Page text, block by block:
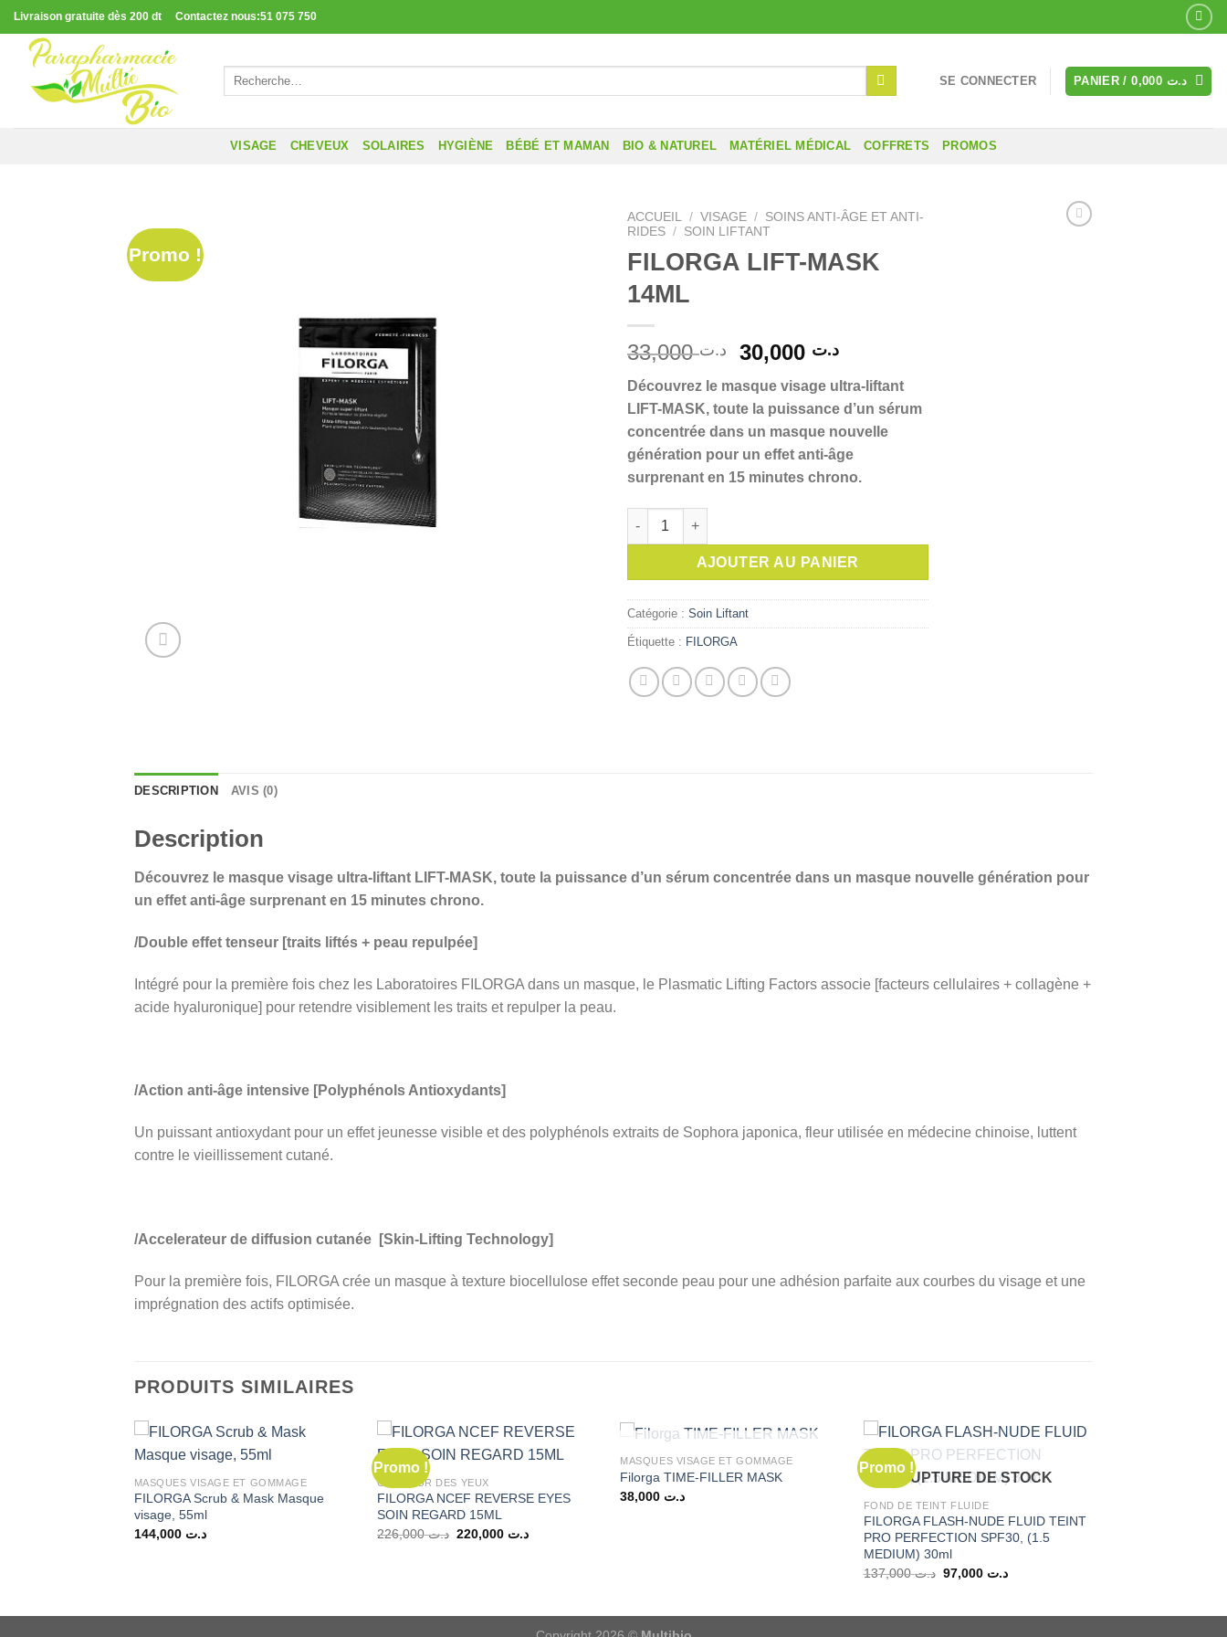
Passer
au
contenu
Livraison gratuite dès 200 dt Contactez nous:51 075 750
Recherche
SE CONNECTER PANIER / د.ت
VISAGE CHEVEUX SOLAIRES HYGIÈNE BÉBÉ ET MAMAN BIO & NATUREL MATÉRIEL MÉDICAL COFFRETS PROMOS
Promo !
ACCUEIL / VISAGE / SOINS ANTI-ÂGE ET ANTI-
RIDES / SOIN LIFTANT
FILORGA LIFT-MASK
14ML
د.ت33,000
Le
initial
était :
د.ت 33,000.
د.تLe
actuel
est :
Découvrez le masque visage ultra-liftant
LIFT-MASK, toute la puissance d’un sérum
concentrée dans un masque nouvelle
génération pour un effet anti-âge
surprenant en 15 minutes chrono.
quantité de FILORGA LIFT-MASK 14ML
AJOUTER AU PANIER
Catégorie : Soin Liftant
Étiquette : FILORGA
DESCRIPTION AVIS (0)
Description
Découvrez le masque visage ultra-liftant LIFT-MASK, toute la puissance d’un sérum concentrée dans un masque nouvelle génération pour
un effet anti-âge surprenant en 15 minutes chrono.
/Double effet tenseur [traits liftés + peau repulpée]
Intégré pour la première fois chez les Laboratoires FILORGA dans un masque, le Plasmatic Lifting Factors associe [facteurs cellulaires + collagène +
acide hyaluronique] pour retendre visiblement les traits et repulper la peau.
/Action anti-âge intensive [Polyphénols Antioxydants]
Un puissant antioxydant pour un effet jeunesse visible et des polyphénols extraits de Sophora japonica, fleur utilisée en médecine chinoise, luttent
contre le vieillissement cutané.
/Accelerateur de diffusion cutanée [Skin-Lifting Technology]
Pour la première fois, FILORGA crée un masque à texture biocellulose effet seconde peau pour une adhésion parfaite aux courbes du visage et une
imprégnation des actifs optimisée.
PRODUITS SIMILAIRES
MASQUES VISAGE ET GOMMAGE
FILORGA Scrub & Mask Masque
visage, 55ml
د.ت 144,000
Promo !
CONTOUR DES YEUX
FILORGA NCEF REVERSE EYES
SOIN REGARD 15ML
د.ت226,000
Le
د.تLe
RUPTURE DE STOCK
MASQUES VISAGE ET GOMMAGE
Filorga TIME-FILLER MASK
د.ت
Promo !
RUPTURE DE STOCK
FOND DE TEINT FLUIDE
FILORGA FLASH-NUDE FLUID TEINT
PRO PERFECTION SPF30, (1.5
MEDIUM) 30ml
د.ت137,000
Le
د.ت 97,000
Le